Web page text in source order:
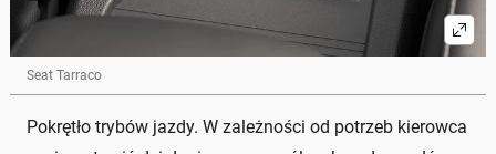
Seat Tarraco
Pokrętło trybów jazdy. W zależności od potrzeb kierowca